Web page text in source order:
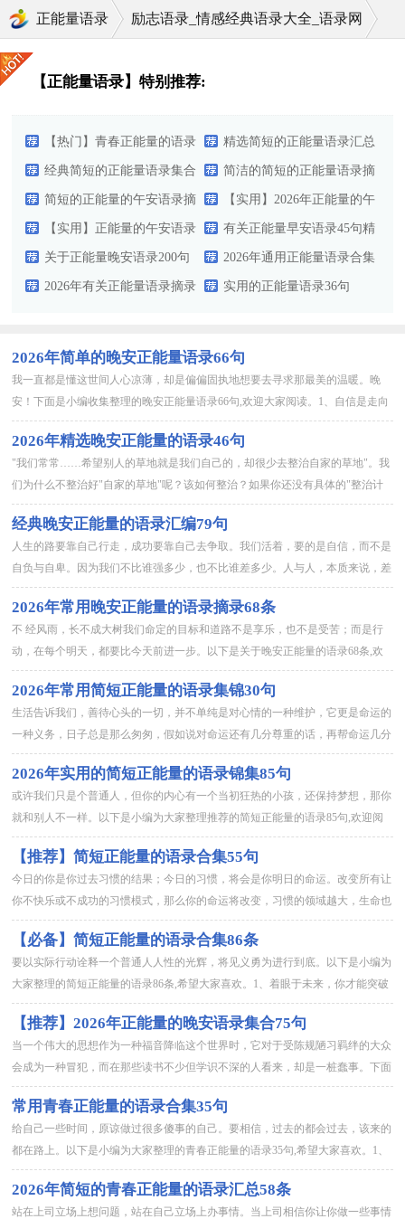
正能量语录 励志语录_情感经典语录大全_语录网
正能量语录
【正能量语录】特别推荐:
【热门】青春正能量的语录
49句
精选简短的正能量语录汇总
58句
经典简短的正能量语录集合
39句
简洁的简短的正能量语录摘
录65句
简短的正能量的午安语录摘
录66条
【实用】2026年正能量的午
安语录100句
【实用】正能量的午安语录
汇总99条
有关正能量早安语录45句精
选
关于正能量晚安语录200句 2026年通用正能量语录合集
68句
2026年有关正能量语录摘录 实用的正能量语录36句
2026年简单的晚安正能量语录66句
我一直都是懂这世间人心凉薄，却是偏偏固执地想要去寻求那最美的温暖。晚
安！下面是小编收集整理的晚安正能量语录66句,欢迎大家阅读。1、自信是走向
成功之路的第一步，缺乏自信是失败的主要原因。2、如果你朝着...
2026年精选晚安正能量的语录46句
"我们常常……希望别人的草地就是我们自己的，却很少去整治自家的草地"。我
们为什么不整治好"自家的草地"呢？该如何整治？如果你还没有具体的"整治计
划"，现在就应该考虑着手制订了！下面是小编精心准备的晚安...
经典晚安正能量的语录汇编79句
人生的路要靠自己行走，成功要靠自己去争取。我们活着，要的是自信，而不是
自负与自卑。因为我们不比谁强多少，也不比谁差多少。人与人，本质来说，差
的只有努力而已。我相信世上没有做不到的事，只有不为理想付出努...
2026年常用晚安正能量的语录摘录68条
不 经风雨，长不成大树我们命定的目标和道路不是享乐，也不是受苦；而是行
动，在每个明天，都要比今天前进一步。以下是关于晚安正能量的语录68条,欢
迎阅读，希望能够对大家有所帮助。1、回顾你的生命，那些让你...
2026年常用简短正能量的语录集锦30句
生活告诉我们，善待心头的一切，并不单纯是对心情的一种维护，它更是命运的
一种义务，日子总是那么匆匆，假如说对命运还有几分尊重的话，再帮命运几分
忙，忘了那些别人的不好，你就会常常遇到快乐的自己。这人生的代...
2026年实用的简短正能量的语录锦集85句
或许我们只是个普通人，但你的内心有一个当初狂热的小孩，还保持梦想，那你
就和别人不一样。以下是小编为大家整理推荐的简短正能量的语录85句,欢迎阅
读，希望能够对大家有所帮助。1、认准了的事情，不要优柔寡断...
【推荐】简短正能量的语录合集55句
今日的你是你过去习惯的结果；今日的习惯，将会是你明日的命运。改变所有让
你不快乐或不成功的习惯模式，那么你的命运将改变，习惯的领域越大，生命也
就将越自由充满活力，成就也会越大。下面是小编整理的简短正能量...
【必备】简短正能量的语录合集86条
要以实际行动诠释一个普通人人性的光辉，将见义勇为进行到底。以下是小编为
大家整理的简短正能量的语录86条,希望大家喜欢。1、着眼于未来，你才能突破
现在。年轻人，不要给自己设限，你们的未来拥有无限可能，立...
【推荐】2026年正能量的晚安语录集合75句
当一个伟大的思想作为一种福音降临这个世界时，它对于受陈规陋习羁绊的大众
会成为一种冒犯，而在那些读书不少但学识不深的人看来，却是一桩蠢事。下面
是关于正能量的晚安语录75句,欢迎参考。1、任自己跌倒，站起...
常用青春正能量的语录合集35句
给自己一些时间，原谅做过很多傻事的自己。要相信，过去的都会过去，该来的
都在路上。以下是小编为大家整理的青春正能量的语录35句,希望大家喜欢。1、
书写，就是不问世事。某种程度上的隐居在艺术里。重写。努力...
2026年简短的青春正能量的语录汇总58条
站在上司立场上想问题，站在自己立场上办事情。当上司相信你让你做一些事情